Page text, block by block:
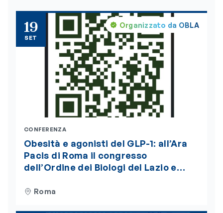
Organizzato da OBLA
19
SET
CONFERENZA
Obesità e agonisti del GLP-1: all’Ara
Pacis di Roma il congresso
dell’Ordine dei Biologi del Lazio e
Roma